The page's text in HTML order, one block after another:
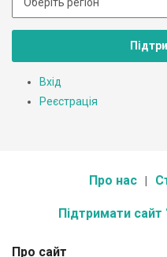
Вхід
Реєстрація
Про нас
Підтримати сайт
Про сайт